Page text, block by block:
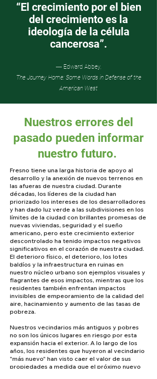
“El crecimiento por el bien
del crecimiento es la
ideología de la célula
cancerosa”.
― Edward Abbey,
The Journey Home: Some Words in Defense of the
American West
Nuestros errores del
pasado pueden informar
nuestro futuro.
Fresno tiene una larga historia de apoyo al
desarrollo y la anexión de nuevos terrenos en
las afueras de nuestra ciudad. Durante
décadas, los líderes de la ciudad han
priorizado los intereses de los desarrolladores
y han dado luz verde a las subdivisiones en los
límites de la ciudad con brillantes promesas de
nuevas viviendas, seguridad y el sueño
americano, pero este crecimiento exterior
descontrolado ha tenido impactos negativos
significativos en el corazón de nuestra ciudad.
El deterioro físico, el deterioro, los lotes
baldíos y la infraestructura en ruinas en
nuestro núcleo urbano son ejemplos visuales y
flagrantes de esos impactos, mientras que los
residentes también enfrentan impactos
invisibles de empeoramiento de la calidad del
aire, hacinamiento y aumento de las tasas de
pobreza.
Nuestros vecindarios más antiguos y pobres
no son los únicos lugares en riesgo por esta
expansión hacia el exterior. A lo largo de los
años, los residentes que huyeron al vecindario
"más nuevo" han visto caer el valor de sus
propiedades a medida que el próximo nuevo